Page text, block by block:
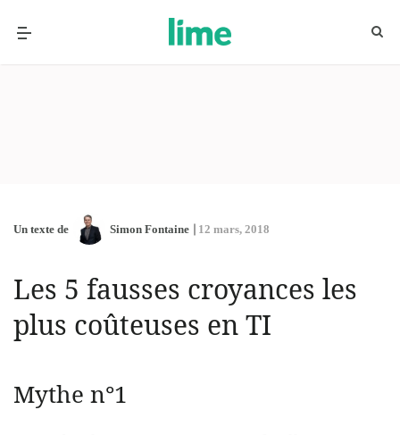
Un texte de Simon Fontaine 12 mars, 2018
Les 5 fausses croyances les
plus coûteuses en TI
Mythe n°1